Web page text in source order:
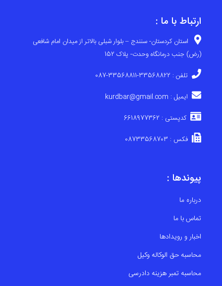
پیوندها :
درباره ما
تماس با ما
اخبار و رویدادها
محاسبه حق الوکاله وکیل
محاسبه تمبر هزینه دادرسی
ارتباط با ما :
استان کردستان- سنندج – بلوار شبلی بالاتر از میدان امام شافعی
(رض) جنب درمانگاه وحدت- پلاک 152
تلفن : 33568822-33568811-087
ایمیل : kurdbar@gmail.com
کدپستی : 6618977362
فکس : 08733568703